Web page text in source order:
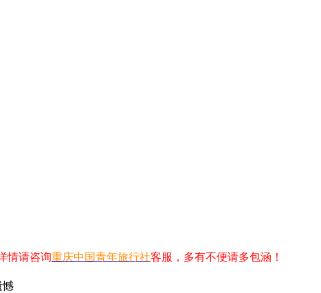
情请咨询重庆中国青年旅行社客服，多有不便请多包涵！
憾